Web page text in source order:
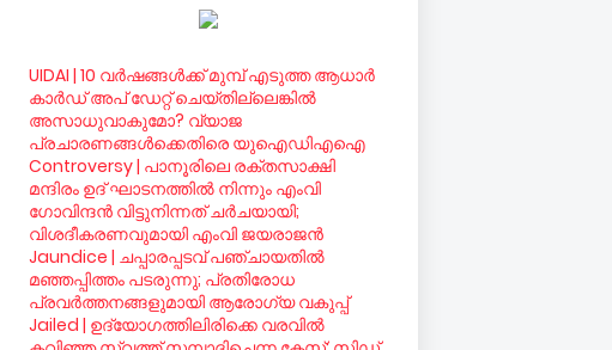
UIDAI | 10 വര്‍ഷങ്ങള്‍ക്ക് മുമ്പ് എടുത്ത ആധാര്‍
കാര്‍ഡ് അപ് ഡേറ്റ് ചെയ്തില്ലെങ്കില്‍
അസാധുവാകുമോ? വ്യാജ
പ്രചാരണങ്ങള്‍ക്കെതിരെ യുഐഡിഎഐ
Controversy | പാനൂരിലെ രക്തസാക്ഷി
മന്ദിരം ഉദ് ഘാടനത്തില്‍ നിന്നും എംവി
ഗോവിന്ദന്‍ വിട്ടുനിന്നത് ചര്‍ചയായി;
വിശദീകരണവുമായി എംവി ജയരാജന്‍
Jaundice | ചപ്പാരപ്പടവ് പഞ്ചായതില്‍
മഞ്ഞപ്പിത്തം പടരുന്നു; പ്രതിരോധ
പ്രവര്‍ത്തനങ്ങളുമായി ആരോഗ്യ വകുപ്പ്
Jailed | ഉദ്യോഗത്തിലിരിക്കെ വരവില്‍